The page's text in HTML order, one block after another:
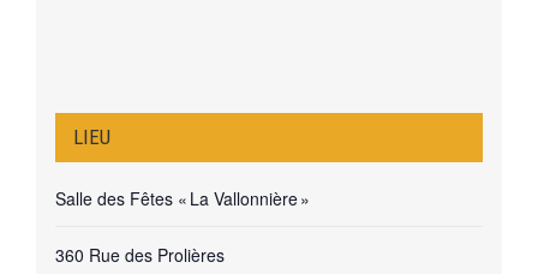
LIEU
Salle des Fêtes « La Vallonnière »
360 Rue des Prolières